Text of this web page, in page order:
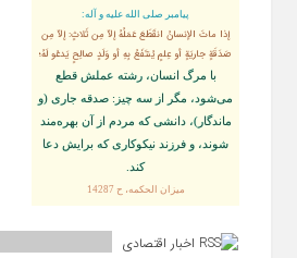
پيامبر صلى‏ الله‏ عليه ‏و‏ آله:
إذا ماتَ الإنسانُ انقَطَعَ عَمَلُهُ إلاّ مِن ثَلاثٍ: إلاّ مِن
صَدَقَةٍ جاريَةٍ أو عِلمٍ يُنتَفَعُ بِهِ أو وَلَدٍ صالِحٍ يَدعُو لَهُ؛
با مرگ انسان، رشته عملش قطع
مى‌شود، مگر از سه چيز: صدقه جارى (و
ماندگار)، دانشى كه مردم از آن بهره‏‌مند
شوند، و فرزند نيكوكارى كه برايش دعا
كند.
ميزان الحكمه، ح 14287
اخبار اقتصادی